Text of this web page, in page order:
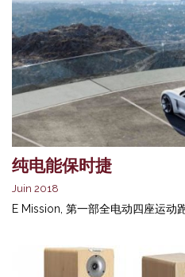
纯电能保时捷
Juin 2018
E Mission, 第一部全电动四座运动